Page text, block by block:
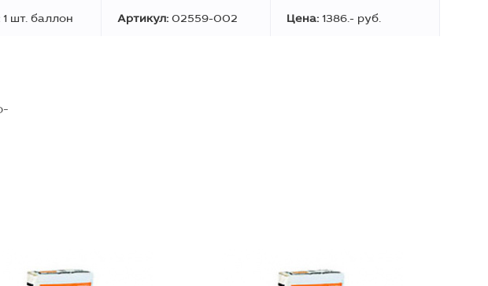
1 шт. баллон Артикул: 02559-002 Цена: 1386.- руб.